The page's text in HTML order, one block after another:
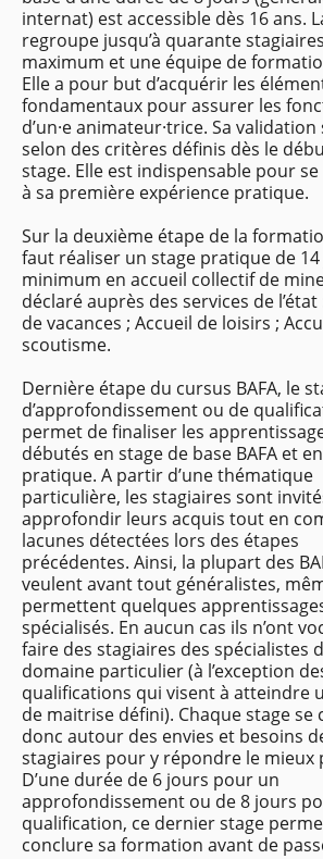
internat) est accessible dès 16 ans.
regroupe jusqu’à quarante stagiaires
maximum et une équipe de
Elle a pour but d’acquérir les
fondamentaux pour assurer les
d’un·e animateur·trice. Sa validation
selon des critères définis dès le
stage. Elle est indispensable pour
à sa première expérience pratique.
Sur la deuxième étape de la
faut réaliser un stage pratique de
minimum en accueil collectif de
déclaré auprès des services de l’état
de vacances ; Accueil de loisirs ;
scoutisme.
Dernière étape du cursus BAFA, le
d’approfondissement ou de
permet de finaliser les
débutés en stage de base BAFA et
pratique. A partir d’une thématique
particulière, les stagiaires sont
approfondir leurs acquis tout en
lacunes détectées lors des étapes
précédentes. Ainsi, la plupart des
veulent avant tout généralistes,
permettent quelques
spécialisés. En aucun cas ils n’ont
faire des stagiaires des spécialistes
domaine particulier (à l’exception
qualifications qui visent à atteindre
de maitrise défini). Chaque stage
donc autour des envies et besoins
stagiaires pour y répondre le mieux
D’une durée de 6 jours pour un
approfondissement ou de 8 jours
qualification, ce dernier stage
conclure sa formation avant de